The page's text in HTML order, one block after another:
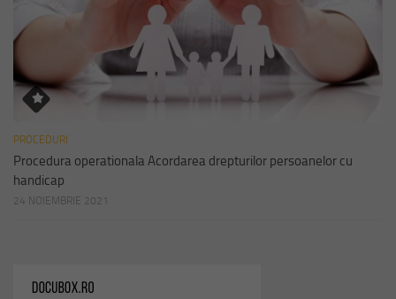
PROCEDURI
Procedura operationala Acordarea drepturilor persoanelor cu
handicap
24 NOIEMBRIE 2021